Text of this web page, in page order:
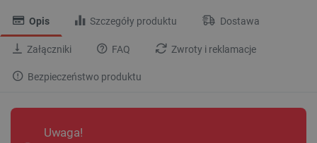
Opis Szczegóły produktu Dostawa
Załączniki FAQ Zwroty i reklamacje
Bezpieczeństwo produktu
Uwaga!